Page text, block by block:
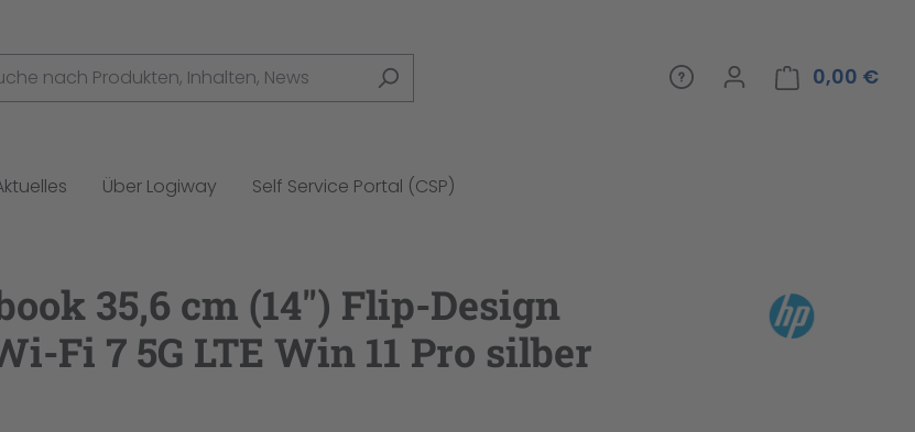
0,00 €
Über Logiway Self Service Portal (CSP)
35,6 cm (14") Flip-Design
Fi 7 5G LTE Win 11 Pro silber